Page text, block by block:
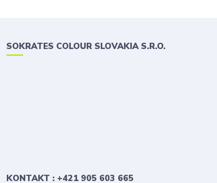
SOKRATES COLOUR SLOVAKIA S.R.O.
KONTAKT : +421 905 603 665